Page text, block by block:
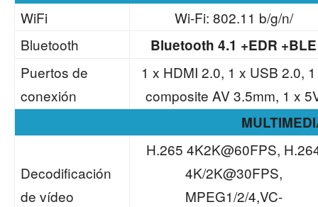
WiFi
Wi-Fi: 802.11 b/g/n/
Bluetooth
Bluetooth 4.1 +EDR +BLE
Puertos de
conexión
1 x HDMI 2.0, 1 x USB 2.0,
composite AV 3.5mm, 1 x
Decodificación
de vídeo
H.265 4K2K@60FPS,
4K/2K@30FPS,
MPEG1/2/4,VC-